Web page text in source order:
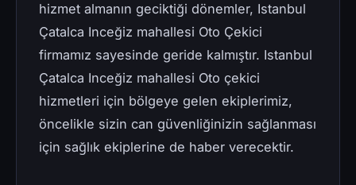
hizmet almanın geciktiği dönemler, Istanbul
Çatalca Inceğiz mahallesi Oto Çekici
firmamız sayesinde geride kalmıştır. Istanbul
Çatalca Inceğiz mahallesi Oto çekici
hizmetleri için bölgeye gelen ekiplerimiz,
öncelikle sizin can güvenliğinizin sağlanması
için sağlık ekiplerine de haber verecektir.